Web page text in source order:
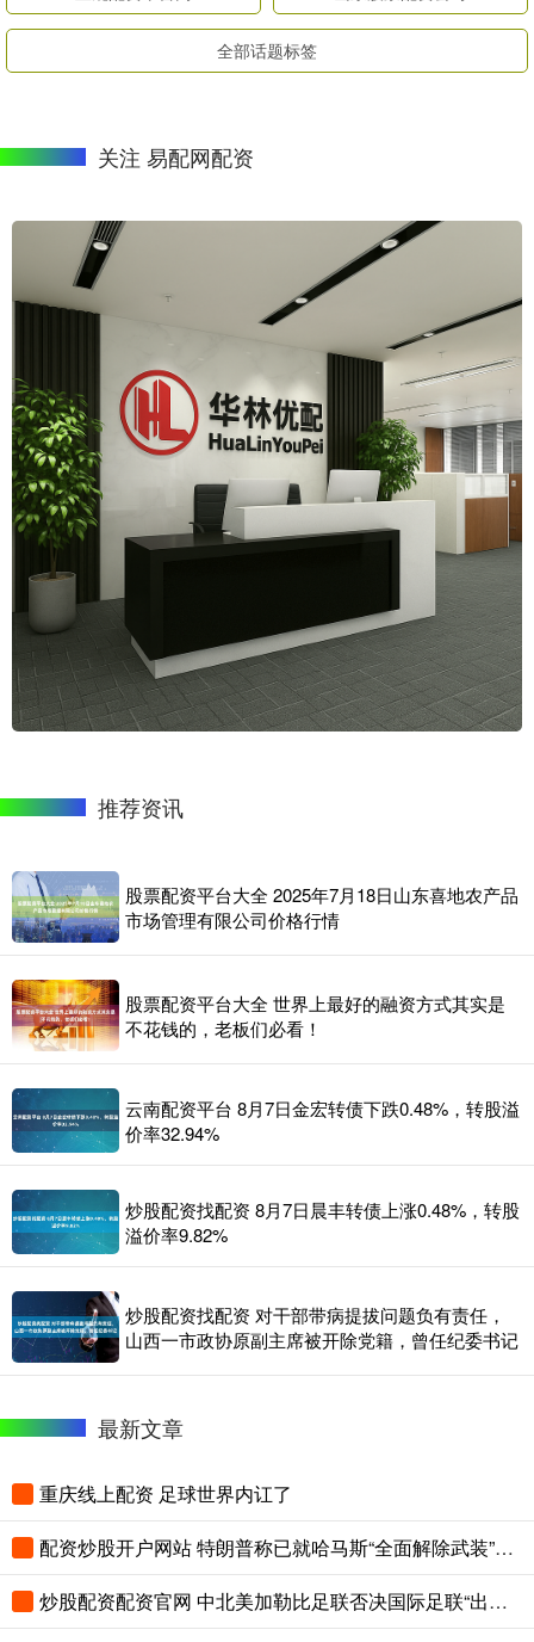
全部话题标签
关注 易配网配资
推荐资讯
股票配资平台大全 2025年7月18日山东喜地农产品
市场管理有限公司价格行情
股票配资平台大全 世界上最好的融资方式其实是
不花钱的，老板们必看！
云南配资平台 8月7日金宏转债下跌0.48%，转股溢
价率32.94%
炒股配资找配资 8月7日晨丰转债上涨0.48%，转股
溢价率9.82%
炒股配资找配资 对干部带病提拔问题负有责任，
山西一市政协原副主席被开除党籍，曾任纪委书记
最新文章
重庆线上配资 足球世界内讧了
配资炒股开户网站 特朗普称已就哈马斯“全面解除武装”达成协议
炒股配资配资官网 中北美加勒比足联否决国际足联“出售世界杯股权”提案